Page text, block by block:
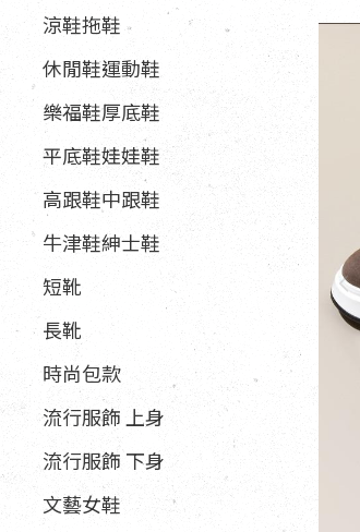
涼鞋拖鞋
休閒鞋運動鞋
樂福鞋厚底鞋
平底鞋娃娃鞋
高跟鞋中跟鞋
牛津鞋紳士鞋
短靴
長靴
時尚包款
流行服飾 上身
流行服飾 下身
文藝女鞋